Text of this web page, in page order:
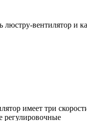
вентилятор и
имеет три
регулировочные